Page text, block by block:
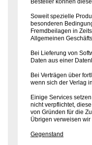
Besteller können
Soweit spezielle
besonderen
Fremdbeilagen in
Allgemeinen
Bei Lieferung von
Daten aus einer
Bei Verträgen über
wenn sich der Verlag
Einige Services
nicht verpflichtet,
von Gründen für die
Übrigen verweisen
Gegenstand